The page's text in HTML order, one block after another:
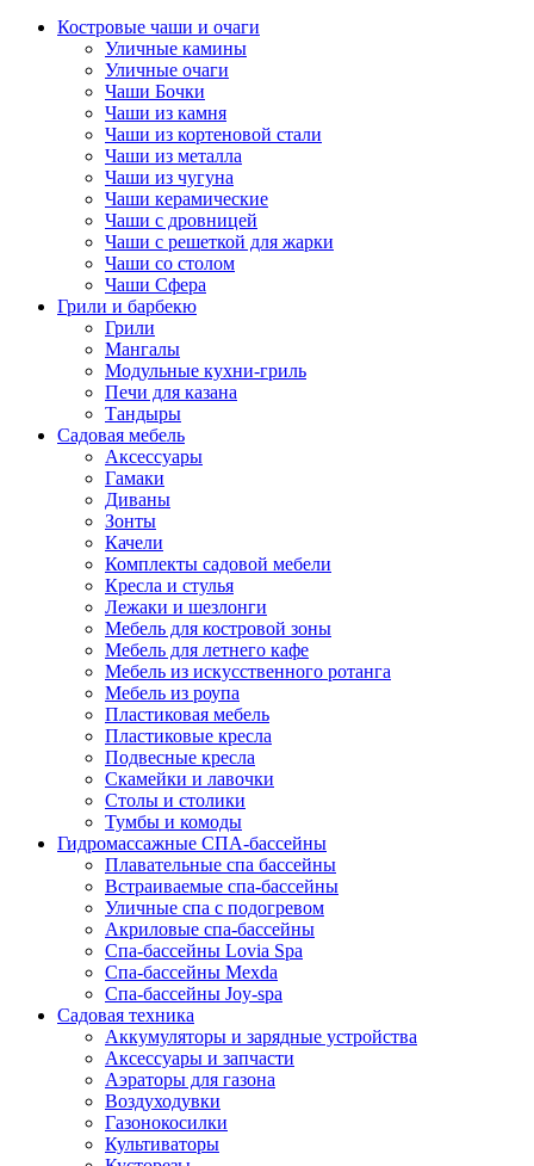
Костровые чаши и очаги
Уличные камины
Уличные очаги
Чаши Бочки
Чаши из камня
Чаши из кортеновой стали
Чаши из металла
Чаши из чугуна
Чаши керамические
Чаши с дровницей
Чаши с решеткой для жарки
Чаши со столом
Чаши Сфера
Грили и барбекю
Грили
Мангалы
Модульные кухни-гриль
Печи для казана
Тандыры
Садовая мебель
Аксессуары
Гамаки
Диваны
Зонты
Качели
Комплекты садовой мебели
Кресла и стулья
Лежаки и шезлонги
Мебель для костровой зоны
Мебель для летнего кафе
Мебель из искусственного ротанга
Мебель из роупа
Пластиковая мебель
Пластиковые кресла
Подвесные кресла
Скамейки и лавочки
Столы и столики
Тумбы и комоды
Гидромассажные СПА-бассейны
Плавательные спа бассейны
Встраиваемые спа-бассейны
Уличные спа с подогревом
Акриловые спа-бассейны
Спа-бассейны Lovia Spa
Спа-бассейны Mexda
Спа-бассейны Joy-spa
Садовая техника
Аккумуляторы и зарядные устройства
Аксессуары и запчасти
Аэраторы для газона
Воздуходувки
Газонокосилки
Культиваторы